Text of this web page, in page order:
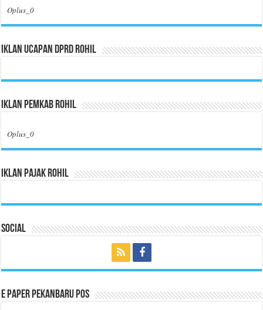
Oplus_0
Iklan Ucapan DPRD Rohil
Iklan Pemkab Rohil
Oplus_0
Iklan Pajak Rohil
Social
E Paper Pekanbaru Pos